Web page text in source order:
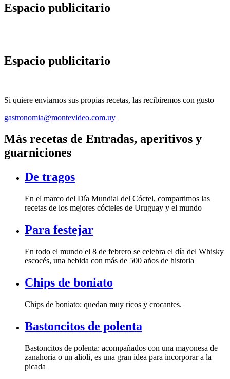
Espacio publicitario
Espacio publicitario
Si quiere enviarnos sus propias recetas, las recibiremos con gusto
gastronomia@montevideo.com.uy
Más recetas de Entradas, aperitivos y
guarniciones
De tragos
En el marco del Día Mundial del Cóctel, compartimos las
recetas de los mejores cócteles de Uruguay y el mundo
Para festejar
En todo el mundo el 8 de febrero se celebra el día del Whisky
escocés, una bebida con más de 500 años de historia
Chips de boniato
Chips de boniato: quedan muy ricos y crocantes.
Bastoncitos de polenta
Bastoncitos de polenta: acompañados con una mayonesa de
zanahoria o un alioli, es una gran idea para incorporar a la
picada